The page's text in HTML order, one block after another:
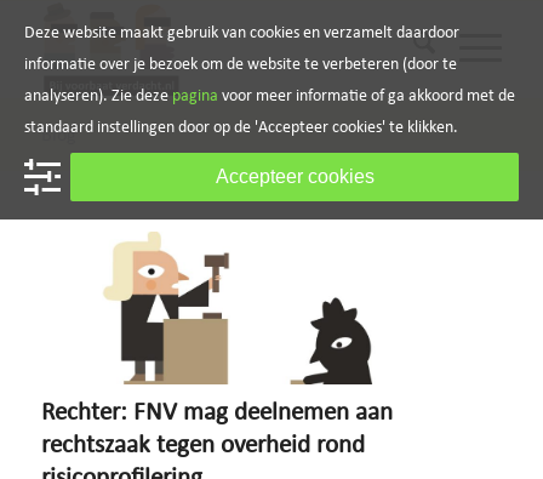
Blog
Rechter: FNV mag deelnemen aan
rechtszaak tegen overheid rond
Deze website maakt gebruik van cookies en verzamelt daardoor
informatie over je bezoek om de website te verbeteren (door te
analyseren). Zie deze pagina voor meer informatie of ga akkoord met de
standaard instellingen door op de 'Accepteer cookies' te klikken.
Accepteer cookies